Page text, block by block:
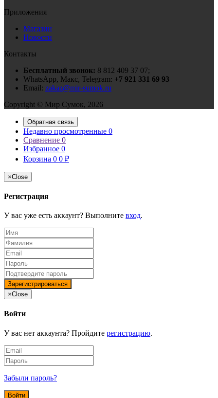
Приложения
Магазин
Новости
Контакты
Бесплатный звонок: 8 812 409 37 07;
WhatsApp, Макс, Telegram: +7 921 331 69 93
Email: zakaz@mir-sumok.ru
Copyright © Мир Сумок, 2026
Обратная связь
Недавно просмотренные 0
Сравнение 0
Избранное 0
Корзина 0 0 ₽
×Close
Регистрация
У вас уже есть аккаунт? Выполните вход.
×Close
Войти
У вас нет аккаунта? Пройдите регистрацию.
Забыли пароль?